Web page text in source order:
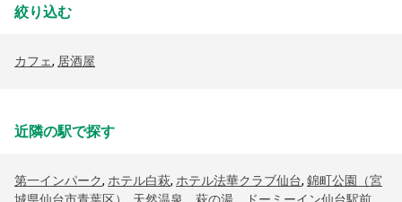
絞り込む
カフェ, 居酒屋
近隣の駅で探す
第一インパーク, ホテル白萩, ホテル法華クラブ仙台, 錦町公園（宮